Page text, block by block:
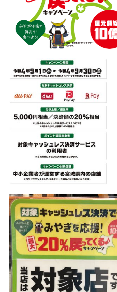
本日の独り言（青葉区二日町
2022.09.28
おはようござい
までのキャンペ
術のみが対応で
いいたします。